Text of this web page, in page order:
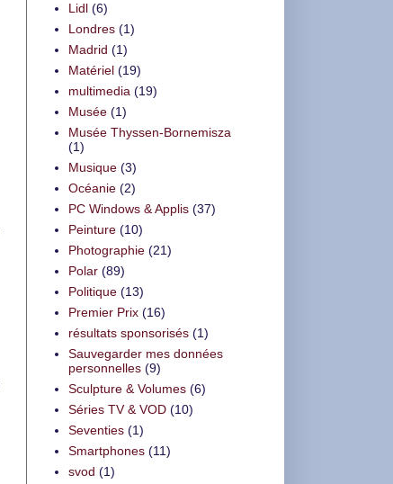
Lidl (6)
Londres (1)
Madrid (1)
Matériel (19)
multimedia (19)
Musée (1)
Musée Thyssen-Bornemisza
(1)
Musique (3)
Océanie (2)
PC Windows & Applis (37)
Peinture (10)
Photographie (21)
Polar (89)
Politique (13)
Premier Prix (16)
résultats sponsorisés (1)
Sauvegarder mes données
personnelles (9)
Sculpture & Volumes (6)
Séries TV & VOD (10)
Seventies (1)
Smartphones (11)
svod (1)